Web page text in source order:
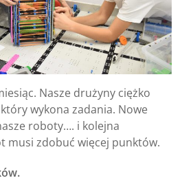
Nasze drużyny ciężko
wykona zadania. Nowe
roboty…. i kolejna
musi zdobuć więcej punktów.